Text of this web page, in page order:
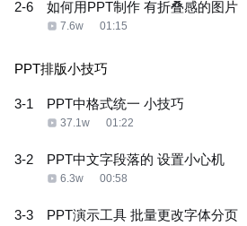
2-6 如何用PPT制作 有折叠感的图片
7.6w 01:15
PPT排版小技巧
3-1 PPT中格式统一 小技巧
37.1w 01:22
3-2 PPT中文字段落的 设置小心机
6.3w 00:58
3-3
PPT演示工具 批量更改字体分页